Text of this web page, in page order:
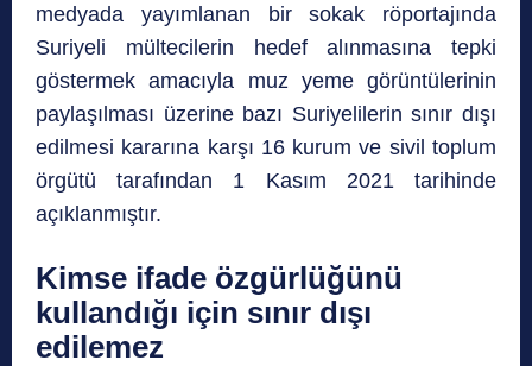
medyada yayımlanan bir sokak röportajında
Suriyeli mültecilerin hedef alınmasına tepki
göstermek amacıyla muz yeme görüntülerinin
paylaşılması üzerine bazı Suriyelilerin sınır dışı
edilmesi kararına karşı 16 kurum ve sivil toplum
örgütü tarafından 1 Kasım 2021 tarihinde
açıklanmıştır.
Kimse ifade özgürlüğünü
kullandığı için sınır dışı
edilemez